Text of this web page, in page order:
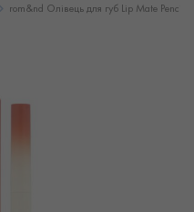
rom&nd Олівець для губ Lip Mate